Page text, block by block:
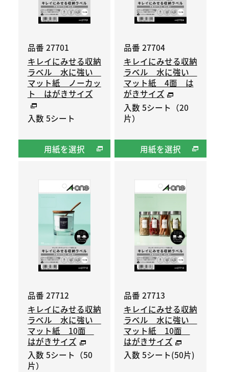
品番 27701
キレイにみせる収納
ラベル 水に強い
マット紙 ノーカッ
ト はがきサイズ
入数 5シート
用紙を選択
品番 27704
キレイにみせる収納
ラベル 水に強い
マット紙 4面 は
がきサイズ
入数 5シート（20
片）
用紙を選択
品番 27712
キレイにみせる収納
ラベル 水に強い
マット紙 10面
はがきサイズ
入数 5シート（50
片）
品番 27713
キレイにみせる収納
ラベル 水に強い
マット紙 10面
はがきサイズ
入数 5シート(50片)